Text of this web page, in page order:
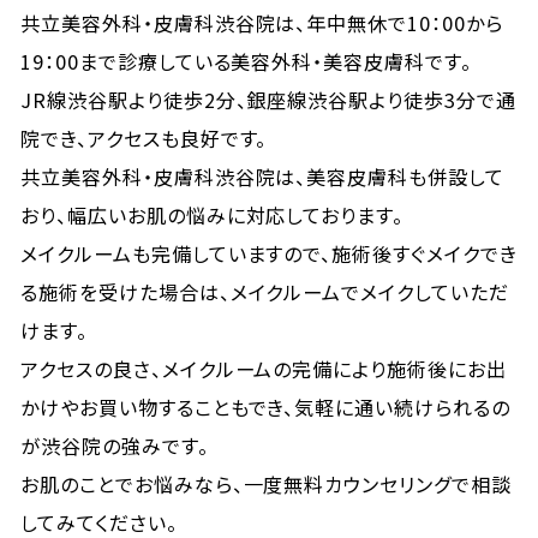
共立美容外科・皮膚科渋谷院は、年中無休で10：00から
19：00まで診療している美容外科・美容皮膚科です。
JR線渋谷駅より徒歩2分、銀座線渋谷駅より徒歩3分で通
院でき、アクセスも良好です。
共立美容外科・皮膚科渋谷院は、美容皮膚科も併設して
おり、幅広いお肌の悩みに対応しております。
メイクルームも完備していますので、施術後すぐメイクでき
る施術を受けた場合は、メイクルームでメイクしていただ
けます。
アクセスの良さ、メイクルームの完備により施術後にお出
かけやお買い物することもでき、気軽に通い続けられるの
が渋谷院の強みです。
お肌のことでお悩みなら、一度無料カウンセリングで相談
してみてください。